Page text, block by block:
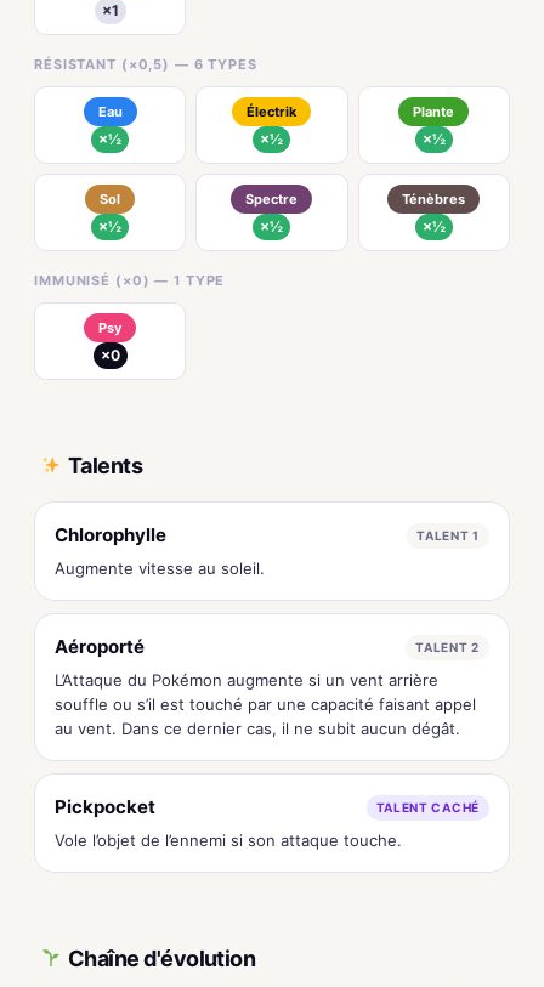
×1
RÉSISTANT (×0,5) — 6 TYPES
Eau
×½
Électrik
×½
Plante
×½
Sol
×½
Spectre
×½
Ténèbres
×½
IMMUNISÉ (×0) — 1 TYPE
Psy
×0
Talents
Chlorophylle TALENT 1
Augmente vitesse au soleil.
Aéroporté TALENT 2
L’Attaque du Pokémon augmente si un vent arrière
souffle ou s’il est touché par une capacité faisant appel
au vent. Dans ce dernier cas, il ne subit aucun dégât.
Pickpocket TALENT CACHÉ
Vole l’objet de l’ennemi si son attaque touche.
Chaîne d'évolution